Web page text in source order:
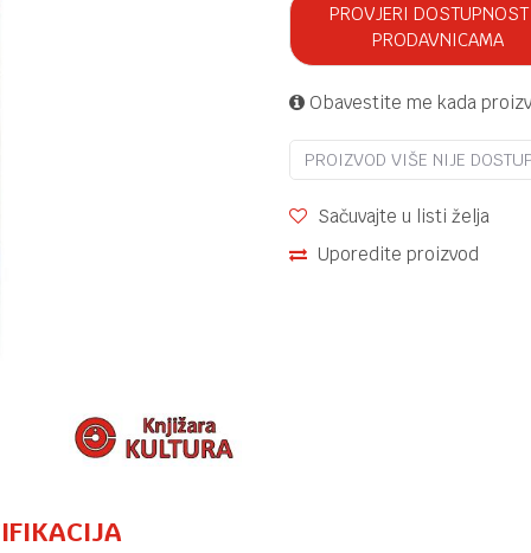
PROVJERI
PRODAVNICAMA
Obavestite me kada
PROIZVOD VIŠE NIJE
Sačuvajte u listi želja
Uporedite proizvod